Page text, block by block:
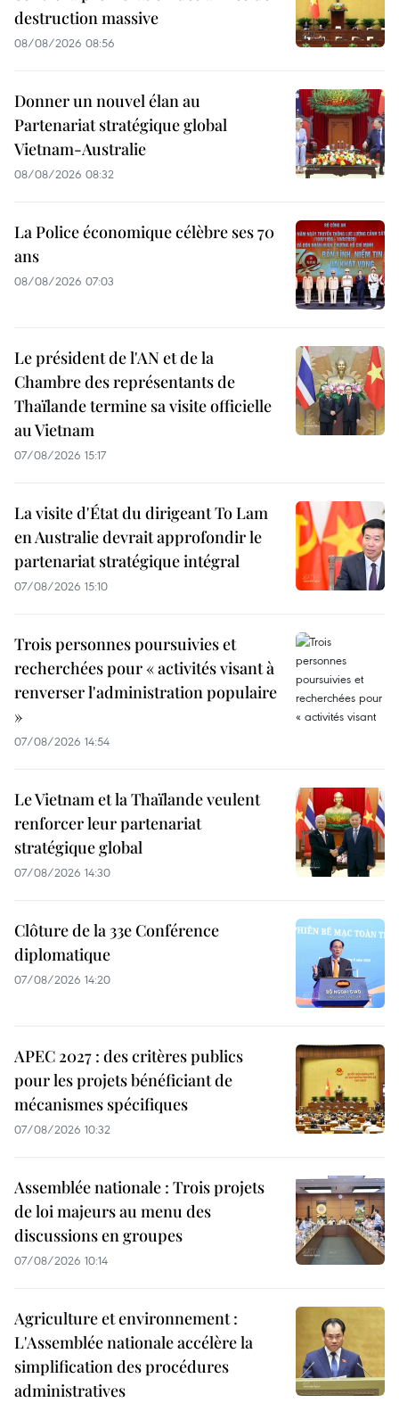
destruction massive
08/08/2026 08:56
Donner un nouvel élan au
Partenariat stratégique global
Vietnam-Australie
08/08/2026 08:32
La Police économique célèbre ses 70
ans
08/08/2026 07:03
Le président de l'AN et de la
Chambre des représentants de
Thaïlande termine sa visite officielle
au Vietnam
07/08/2026 15:17
La visite d'État du dirigeant To Lam
en Australie devrait approfondir le
partenariat stratégique intégral
07/08/2026 15:10
Trois personnes poursuivies et
recherchées pour « activités visant à
renverser l'administration populaire
»
07/08/2026 14:54
Le Vietnam et la Thaïlande veulent
renforcer leur partenariat
stratégique global
07/08/2026 14:30
Clôture de la 33e Conférence
diplomatique
07/08/2026 14:20
APEC 2027 : des critères publics
pour les projets bénéficiant de
mécanismes spécifiques
07/08/2026 10:32
Assemblée nationale : Trois projets
de loi majeurs au menu des
discussions en groupes
07/08/2026 10:14
Agriculture et environnement :
L'Assemblée nationale accélère la
simplification des procédures
administratives